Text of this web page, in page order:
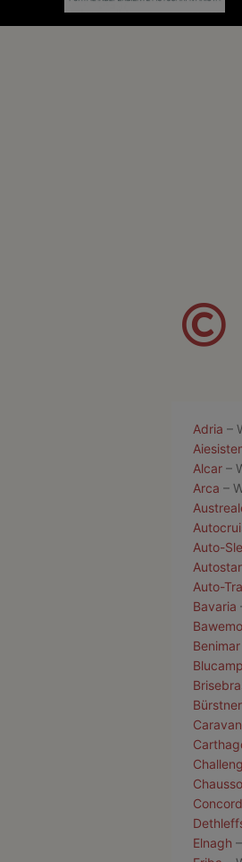
Adria –
Alcar –
Arca –
Auto-
Autostar
Auto-
Bavaria
Bawemo
Benimar
Blucamp
Bürstner
Elnagh